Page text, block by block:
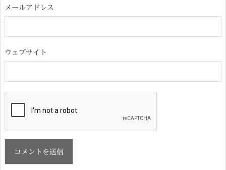
メールアドレス
ウェブサイト